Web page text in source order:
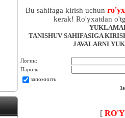
Bu sahifaga kirish uchun
kerak! Ro'yxatdan
TANISHUV SAHIFASIGA
JAVALARNI
Логин:
Пароль:
запомнить
[